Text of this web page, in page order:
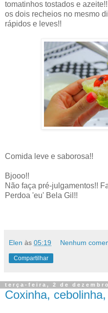
tomatinhos tostados e
os dois recheios no mesmo
rápidos e leves!!
Comida leve e saborosa!!
Bjooo!!
Não faça pré-julgamentos!!
Perdoa 'eu' Bela Gil!!
Elen às 05:19 Nenhum
Compartilhar
terça-feira, 2 de
Coxinha,